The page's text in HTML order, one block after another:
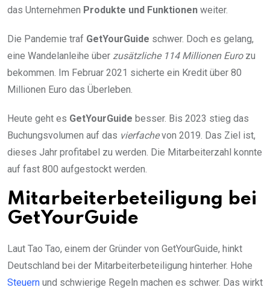
das Unternehmen Produkte und Funktionen weiter.
Die Pandemie traf GetYourGuide schwer. Doch es gelang,
eine Wandelanleihe über zusätzliche 114 Millionen Eurozu
bekommen. Im Februar 2021 sicherte ein Kredit über 80
Millionen Euro das Überleben.
Heute geht es GetYourGuide besser. Bis 2023 stieg das
Buchungsvolumen auf das vierfachevon 2019. Das Ziel ist,
dieses Jahr profitabel zu werden. Die Mitarbeiterzahl konnte
auf fast 800 aufgestockt werden.
Mitarbeiterbeteiligung bei
GetYourGuide
Laut Tao Tao, einem der Gründer von GetYourGuide, hinkt
Deutschland bei der Mitarbeiterbeteiligung hinterher. Hohe
Steuern und schwierige Regeln machen es schwer. Das wirkt